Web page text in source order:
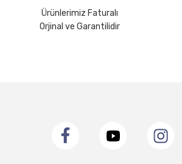
Ürünlerimiz Faturalı
Orjinal ve Garantilidir